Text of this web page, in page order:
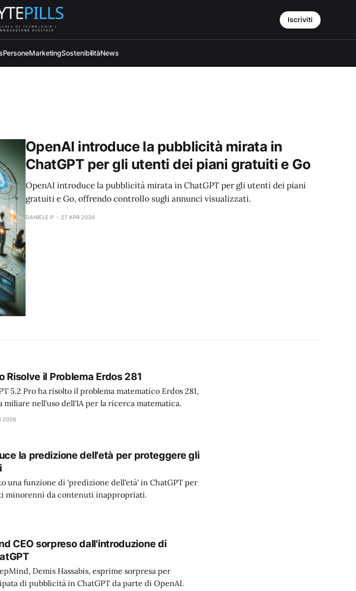
PersoneMarketingSostenibilitàNews
Iscriviti
OpenAI introduce la pubblicità mirata in
ChatGPT per gli utenti dei piani gratuiti e Go
OpenAI introduce la pubblicità mirata in ChatGPT per gli utenti dei piani
gratuiti e Go, offrendo controllo sugli annunci visualizzati.
DANIELE P 27 APR 2026
Risolve il Problema Erdos 281
5.2 Pro ha risolto il problema matematico Erdos 281,
miliare nell'uso dell'IA per la ricerca matematica.
2026
la predizione dell'età per proteggere gli
una funzione di 'predizione dell'età' in ChatGPT per
minorenni da contenuti inappropriati.
CEO sorpreso dall'introduzione di
Demis Hassabis, esprime sorpresa per
di pubblicità in ChatGPT da parte di OpenAI.